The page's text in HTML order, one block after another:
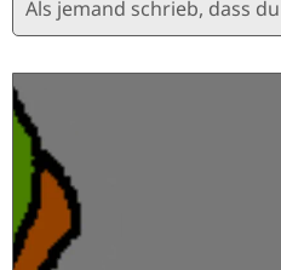
Als jemand schrieb, dass